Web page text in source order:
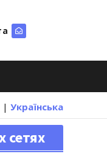
| Українська
сетях